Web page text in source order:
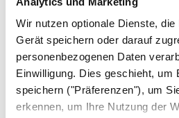
Wir nutzen optionale Dienste,
Gerät speichern oder darauf
personenbezogenen Daten
Einwilligung. Dies geschieht, um
speichern ("Präferenzen"), um
erkennen, um Ihre Nutzung der